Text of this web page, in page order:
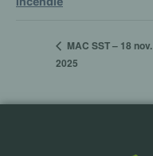
MAC SST – 18 nov.
2025